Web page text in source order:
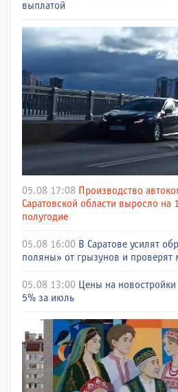
выплатой
05.08 17:08 Производство
Саратовской области выросло на
полугодие
05.08 16:00 В Саратове усилят
поляны» от грызунов и проверят
05.08 13:00 Цены на
5% за июль